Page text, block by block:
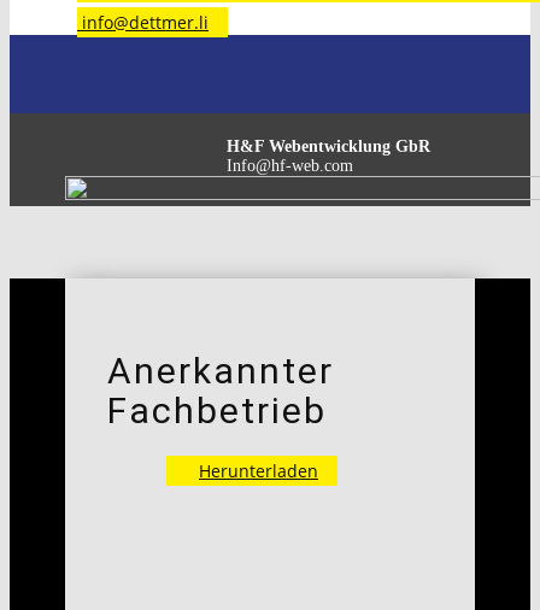
​info@dettmer.li
H&F Webentwicklung GbR
Info@hf-web.com
Anerkannter
Fachbetrieb
Herunterladen